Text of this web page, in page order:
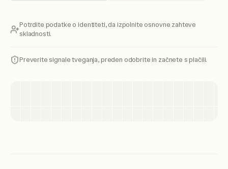
Potrdite podatke o identiteti, da izpolnite osnovne zahteve
skladnosti.
Preverite signale tveganja, preden odobrite in začnete s plačili.